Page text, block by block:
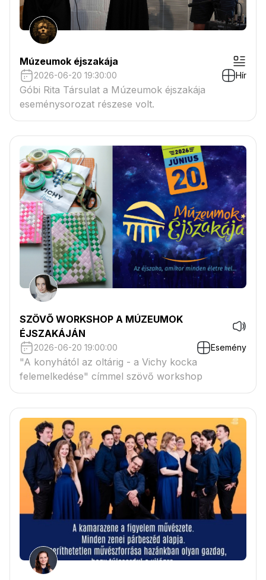
Múzeumok éjszakája
2026-06-20 19:30:00 Hír
Góbi Rita Társulat a Múzeumok éjszakája
eseménysorozat részese volt.
SZÖVŐ WORKSHOP A MÚZEUMOK
ÉJSZAKÁJÁN
2026-06-20 19:00:00 Esemény
"A konyhától az oltárig - a Vichy kocka
felemelkedése" címmel szövő workshop